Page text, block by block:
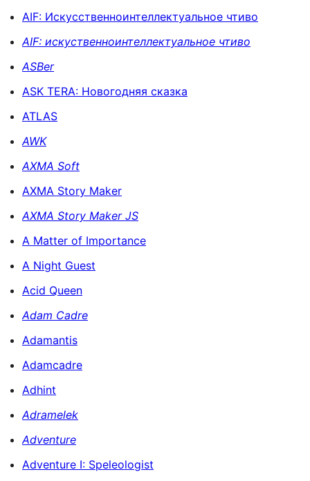
AIF: Искусственноинтеллектуальное чтиво
AIF: искуственноинтеллектуальное чтиво
ASBer
ASK TERA: Новогодняя сказка
ATLAS
AWK
AXMA Soft
AXMA Story Maker
AXMA Story Maker JS
A Matter of Importance
A Night Guest
Acid Queen
Adam Cadre
Adamantis
Adamcadre
Adhint
Adramelek
Adventure
Adventure I: Speleologist